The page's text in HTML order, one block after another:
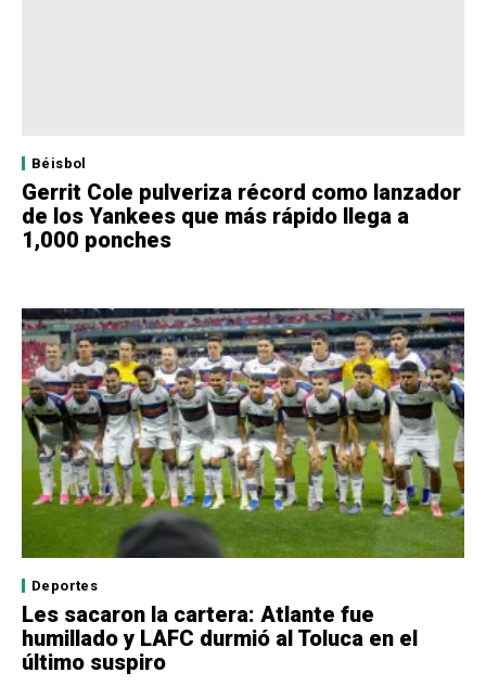
Béisbol
Gerrit Cole pulveriza récord como lanzador
de los Yankees que más rápido llega a
1,000 ponches
Deportes
Les sacaron la cartera: Atlante fue
humillado y LAFC durmió al Toluca en el
último suspiro